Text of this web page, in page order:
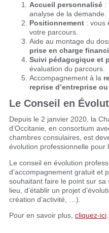
Accueil personnalisé :
analyse de la demande.
Positionnement : vous
votre parcours.
Aide au montage du
prise en charge
Suivi pédagogique et
évaluation du parcours.
Accompagnement à la
reprise d’entreprise
Le Conseil en
Depuis le 2 janvier 2020, la
d’Occitanie, en consortium
chambres consulaires, est
évolution professionnelle pour
Le conseil en évolution
d’accompagnement gratuit et
souhaitant faire le point sur sa
lieu, d’établir un projet
création d’activité, …).
Pour en savoir plus, cliquez-ici